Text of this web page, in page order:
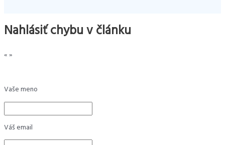
Nahlásiť chybu v článku
«»
Vaše meno
Váš email